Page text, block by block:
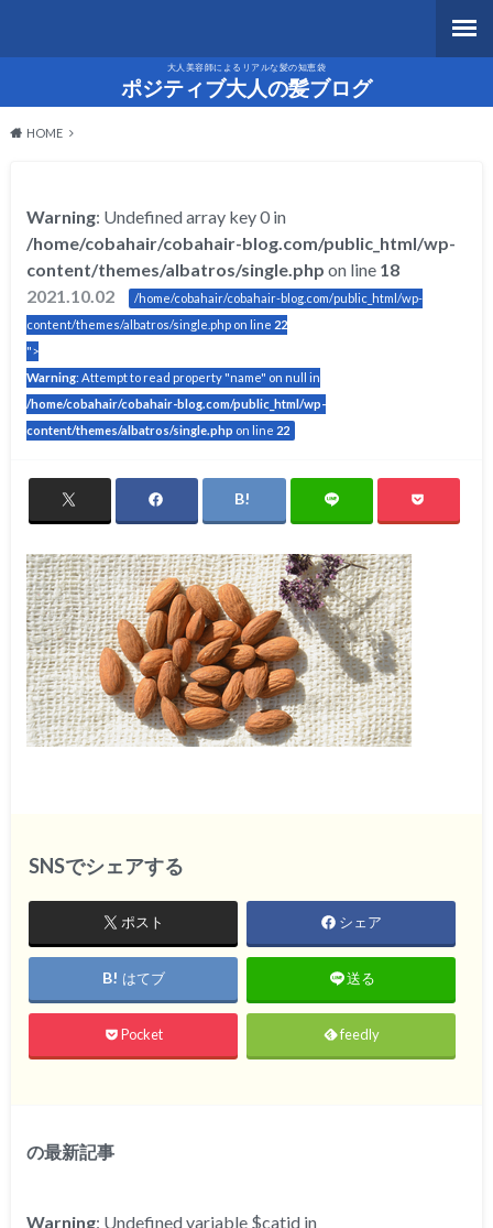
大人美容師によるリアルな髪の知恵袋
ポジティブ大人の髪ブログ
HOME
Warning: Undefined array key 0 in
/home/cobahair/cobahair-blog.com/public_html/wp-
content/themes/albatros/single.php on line 18
2021.10.02
/home/cobahair/cobahair-blog.com/public_html/wp-
content/themes/albatros/single.php on line 22
">
Warning: Attempt to read property "name" on null in
/home/cobahair/cobahair-blog.com/public_html/wp-
content/themes/albatros/single.php on line 22
SNSでシェアする
ポスト シェア
はてブ 送る
Pocket feedly
の最新記事
Warning: Undefined variable $catid in